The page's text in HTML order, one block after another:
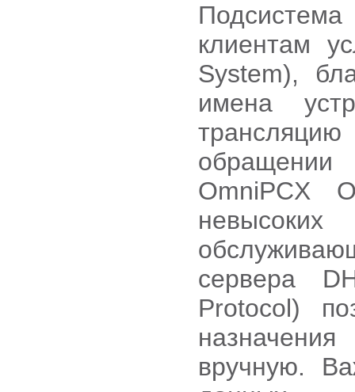
клиентам
System),
имена
обращении
OmniPCX
сервера
Protocol)
вручную.